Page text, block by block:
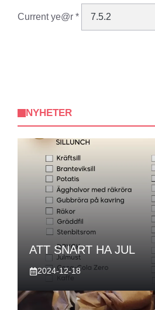
Current ye@r *
NYHETER
ATT SNART HA JUL
2024-12-18